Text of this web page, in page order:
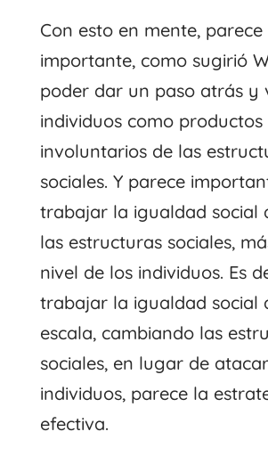
Con esto en mente, parece
importante, como sugirió
poder dar un paso atrás y
individuos como productos
involuntarios de las
sociales. Y parece
trabajar la igualdad social
las estructuras sociales,
nivel de los individuos. Es
trabajar la igualdad social
escala, cambiando las
sociales, en lugar de
individuos, parece la
efectiva.